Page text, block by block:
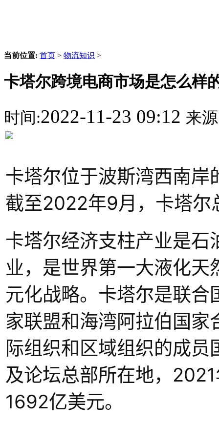
当前位置: 首页 > 物流知识 >
卡塔尔跨境电商市场是怎么样
时间:2022-11-23 09:12 来
卡塔尔位于波斯湾西南
截至2022年9月，卡塔
卡塔尔经济支柱产业是
业，是世界第一大液化
元化战略。卡塔尔是联
家联盟和海湾阿拉伯国
际组织和区域组织的成
及论坛总部所在地，
1692亿美元。